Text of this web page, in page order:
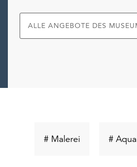
ALLE ANGEBOTE DES
# Malerei Schlüsselwort
#